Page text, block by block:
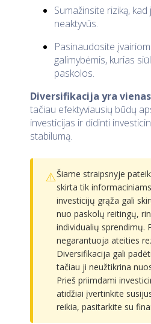
Sumažinsite riziką,
neaktyvūs.
Pasinaudosite
galimybėmis, kurias
paskolos.
Diversifikacija yra
tačiau efektyviausių būdų
investicijas ir didinti
stabilumą.
⚠️Šiame straipsnyje
skirta tik
investicijų grąža gali
nuo paskolų reitingų,
individualių sprendimų.
negarantuoja ateities
Diversifikacija gali
tačiau ji neužtikrina
Prieš priimdami
atidžiai įvertinkite
reikia, pasitarkite su